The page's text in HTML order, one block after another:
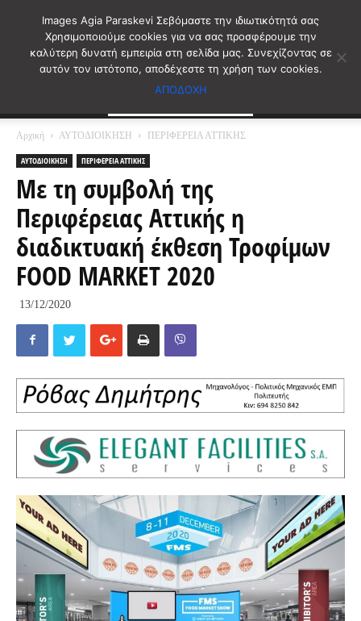
Αρχική ΑΥΤΟΔΙΟΙΚΗΣΗ ΠΕΡΙΦΕΡΕΙΑ ΑΤΤΙΚΗΣ
ΑΥΤΟΔΙΟΙΚΗΣΗ ΠΕΡΙΦΕΡΕΙΑ ΑΤΤΙΚΗΣ
Με τη συμβολή της
Περιφέρειας Αττικής η
διαδικτυακή έκθεση Τροφίμων
FOOD MARKET 2020
13/12/2020
Images Agia Paraskevi Σεβόμαστε την ιδιωτικότητά σας
Χρησιμοποιούμε cookies για να σας προσφέρουμε την
καλύτερη δυνατή εμπειρία στη σελίδα μας. Συνεχίζοντας σε
αυτόν τον ιστότοπο, αποδέχεστε τη χρήση των cookies.
ΑΠΟΔΟΧΗ